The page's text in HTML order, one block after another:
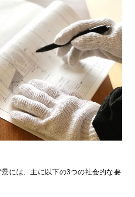
には、主に以下の3つの社会的な要